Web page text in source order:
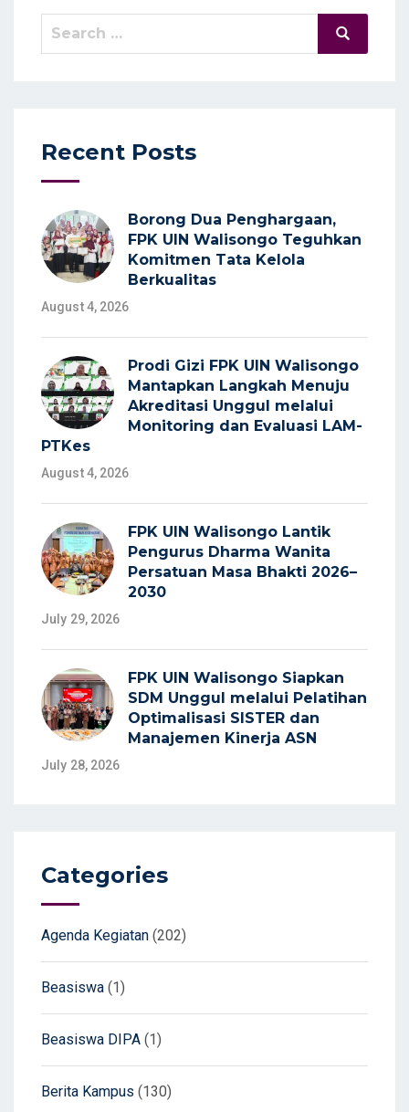
Search
Search
Recent Posts
Borong Dua Penghargaan,
FPK UIN Walisongo Teguhkan
Komitmen Tata Kelola
Berkualitas
August 4, 2026
Prodi Gizi FPK UIN Walisongo
Mantapkan Langkah Menuju
Akreditasi Unggul melalui
Monitoring dan Evaluasi LAM-
PTKes
August 4, 2026
FPK UIN Walisongo Lantik
Pengurus Dharma Wanita
Persatuan Masa Bhakti 2026–
2030
July 29, 2026
FPK UIN Walisongo Siapkan
SDM Unggul melalui Pelatihan
Optimalisasi SISTER dan
Manajemen Kinerja ASN
July 28, 2026
Categories
Agenda Kegiatan (202)
Beasiswa (1)
Beasiswa DIPA (1)
Berita Kampus (130)